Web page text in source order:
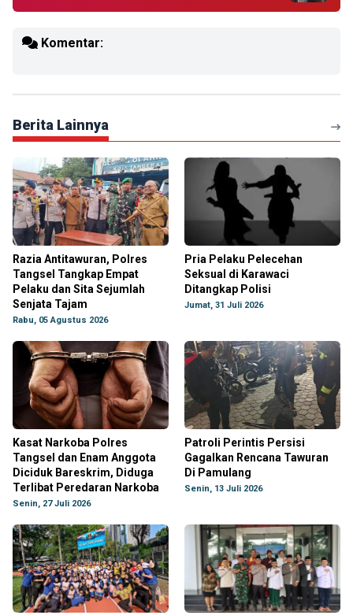
Komentar:
Berita Lainnya
Razia Antitawuran, Polres
Tangsel Tangkap Empat
Pelaku dan Sita Sejumlah
Senjata Tajam
Rabu, 05 Agustus 2026
Pria Pelaku Pelecehan
Seksual di Karawaci
Ditangkap Polisi
Jumat, 31 Juli 2026
Kasat Narkoba Polres
Tangsel dan Enam Anggota
Diciduk Bareskrim, Diduga
Terlibat Peredaran Narkoba
Senin, 27 Juli 2026
Patroli Perintis Persisi
Gagalkan Rencana Tawuran
Di Pamulang
Senin, 13 Juli 2026